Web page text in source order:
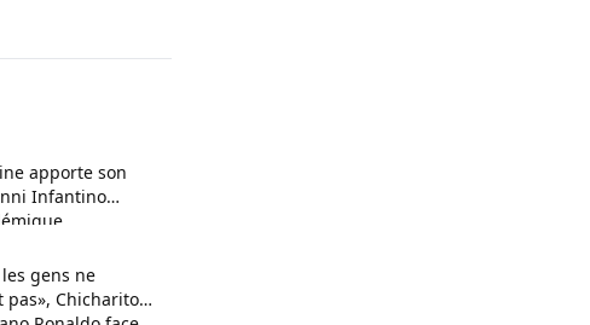
apporte son
Infantino
les gens ne
Chicharito